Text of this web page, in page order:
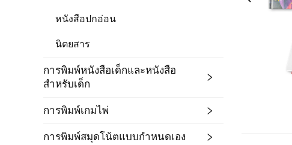
หนังสือปกอ่อน
นิตยสาร
การพิมพ์หนังสือเด็กและหนังสือ
สำหรับเด็ก
การพิมพ์เกมไพ่
การพิมพ์สมุดโน้ตแบบกำหนดเอง